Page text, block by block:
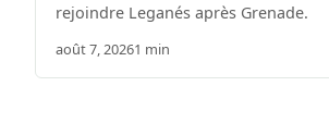
rejoindre Leganés après Grenade.
août 7, 20261 min